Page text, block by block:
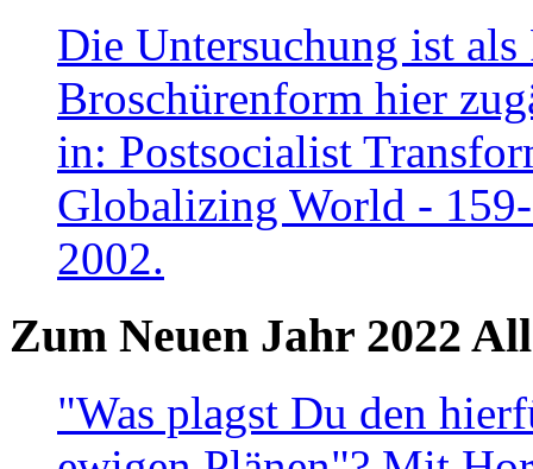
Die Untersuchung ist
Broschürenform hier
in: Postsocialist
Globalizing World -
2002.
Zum Neuen Jahr 2022
"Was plagst Du den